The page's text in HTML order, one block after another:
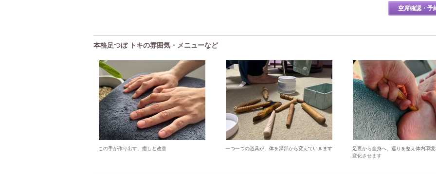
空席確認・予
本格足つぼ トキの雰囲気・メニューなど
この手が作り出す、癒しと改善 一つ一つの道具が、体を深部から変えていきます
足裏から全身へ、巡りを整え体内環
変化させます